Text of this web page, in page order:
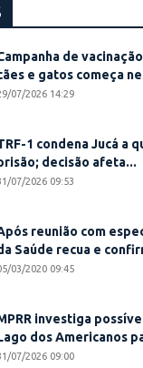
de
e gatos começa
07/2026 14:29
1 condena Jucá a
decisão afeta...
07/2026 09:53
reunião com
Saúde recua e
03/2020 09:45
investiga
dos Americanos
07/2026 09:00